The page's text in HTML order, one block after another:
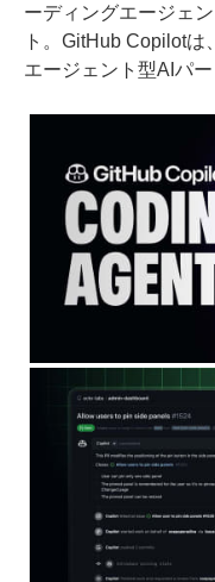
ーディングエージェ
ト。GitHub Copilot
エージェント型AIパ